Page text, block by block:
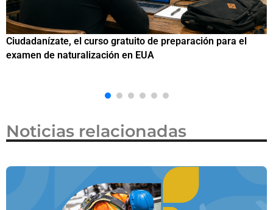
Si eres residente ingresa a Ciudadanízate, el curso
de preparación para el examen de naturalización en
Noticias relacionadas